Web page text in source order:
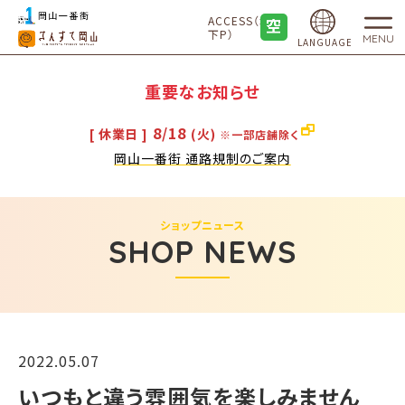
ACCESS（地
下P）
LANGUAGE MENU
重要なお知らせ
[ 休業日 ] 8/18 (火) ※一部店舗除く
岡山一番街 通路規制のご案内
SHOP NEWS
ショップニュース
2022.05.07
いつもと違う雰囲気を楽しみません